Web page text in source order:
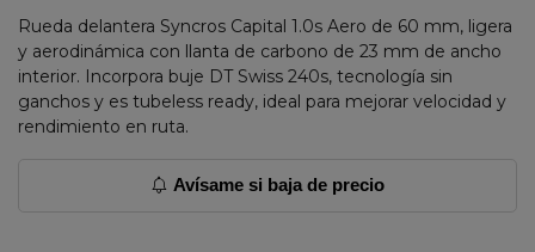
Rueda delantera Syncros Capital 1.0s Aero de 60 mm, ligera
y aerodinámica con llanta de carbono de 23 mm de ancho
interior. Incorpora buje DT Swiss 240s, tecnología sin
ganchos y es tubeless ready, ideal para mejorar velocidad y
rendimiento en ruta.
Avísame si baja de precio